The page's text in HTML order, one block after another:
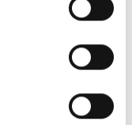
per il
di sicurezza a
essere